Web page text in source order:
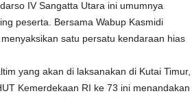
IV Sangatta Utara ini umumnya
peserta. Bersama Wabup Kasmidi
satu persatu kendaraan hias
yang akan di laksanakan di Kutai Timur,
Kemerdekaan RI ke 73 ini menandakan